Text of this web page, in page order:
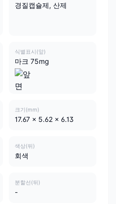
경질캡슐제, 산제
식별표시(앞)
마크 75mg
크기(mm)
17.67 x 5.62 x 6.13
색상(뒤)
회색
분할선(뒤)
-